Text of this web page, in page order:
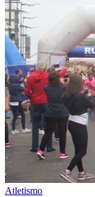
Atletismo